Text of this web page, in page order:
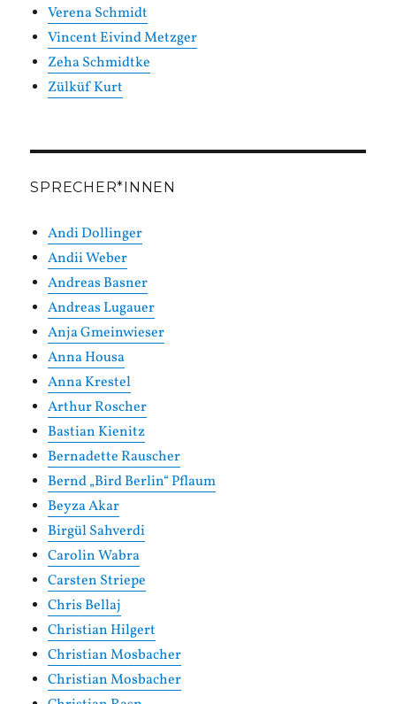
Verena Schmidt
Vincent Eivind Metzger
Zeha Schmidtke
Zülküf Kurt
SPRECHER*INNEN
Andi Dollinger
Andii Weber
Andreas Basner
Andreas Lugauer
Anja Gmeinwieser
Anna Housa
Anna Krestel
Arthur Roscher
Bastian Kienitz
Bernadette Rauscher
Bernd „Bird Berlin“ Pflaum
Beyza Akar
Birgül Sahverdi
Carolin Wabra
Carsten Striepe
Chris Bellaj
Christian Hilgert
Christian Mosbacher
Christian Mosbacher